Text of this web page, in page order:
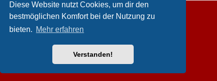
Diese Website nutzt Cookies, um dir den
bestmöglichen Komfort bei der Nutzung zu
bieten. Mehr erfahren
Verstanden!